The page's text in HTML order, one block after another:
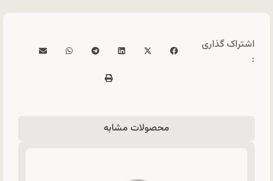
اشتراک گذاری
:
محصولات مشابه